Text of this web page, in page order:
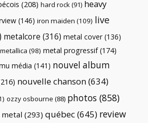
(208) hard rock(91) heavy
(146) iron maiden (109) live
metalcore (316) metal cover (136)
metallica (98) metal progressif(174)
média (141) nouvel album
nouvelle chanson(634)
ozzy osbourne (88) photos (858)
(293) québec(645) review